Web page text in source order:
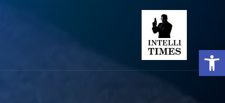
פתח סרגל נגישות